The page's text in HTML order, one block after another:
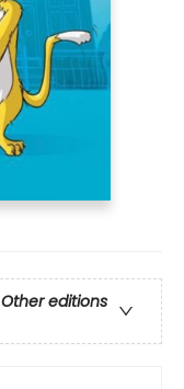
Other editions